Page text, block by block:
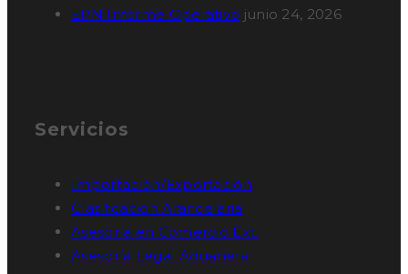
EPN Informe Operativo junio 24, 2026
Servicios
Importación/Exportación
Clasificación Arancelaria
Asesoría en Comercio Ext.
Asesoría Legal Aduanera